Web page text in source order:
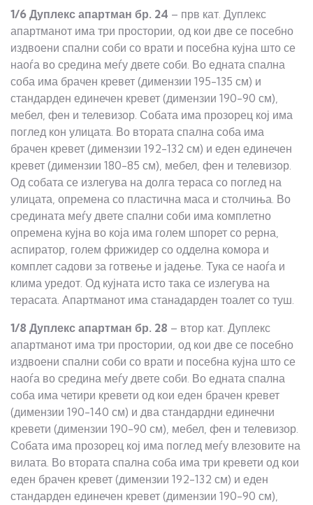
1/6 Дуплекс апартман бр. 24 – прв кат. Дуплекс
апартманот има три простории, од кои две се посебно
издвоени спални соби со врати и посебна кујна што се
наоѓа во средина меѓу двете соби. Во едната спална
соба има брачен кревет (димензии 195-135 см) и
стандарден единечен кревет (димензии 190-90 см),
мебел, фен и телевизор. Собата има прозорец кој има
поглед кон улицата. Во втората спална соба има
брачен кревет (димензии 192-132 см) и еден единечен
кревет (димензии 180-85 см), мебел, фен и телевизор.
Од собата се излегува на долга тераса со поглед на
улицата, опремена со пластична маса и столчиња. Во
средината меѓу двете спални соби има комплетно
опремена кујна во која има голем шпорет со рерна,
аспиратор, голем фрижидер со одделна комора и
комплет садови за готвење и јадење. Тука се наоѓа и
клима уредот. Од кујната исто така се излегува на
терасата. Апартманот има станадарден тоалет со туш.
1/8 Дуплекс апартман бр. 28 – втор кат. Дуплекс
апартманот има три простории, од кои две се посебно
издвоени спални соби со врати и посебна кујна што се
наоѓа во средина меѓу двете соби. Во едната спална
соба има четири кревети од кои еден брачен кревет
(димензии 190-140 см) и два стандардни единечни
кревети (димензии 190-90 см), мебел, фен и телевизор.
Собата има прозорец кој има поглед меѓу влезовите на
вилата. Во втората спална соба има три кревети од кои
еден брачен кревет (димензии 192-132 см) и еден
стандарден единечен кревет (димензии 190-90 см),